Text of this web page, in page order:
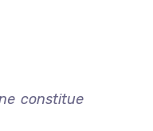
constitue